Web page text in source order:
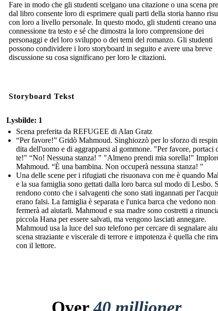
Fare in modo che gli studenti scelgano una citazione o una scena
dal libro consente loro di esprimere quali parti della storia hanno
con loro a livello personale. In questo modo, gli studenti creano una
connessione tra testo e sé che dimostra la loro comprensione dei
personaggi e del loro sviluppo o dei temi del romanzo. Gli studenti
possono condividere i loro storyboard in seguito e avere una breve
discussione su cosa significano per loro le citazioni.
Storyboard Tekst
Lysbilde: 1
Scena preferita da REFUGEE di Alan Gratz
“Per favore!” Gridò Mahmoud. Singhiozzò per lo sforzo di
dita dell'uomo e di aggrapparsi al gommone. "Per favore, portaci
te!" “No! Nessuna stanza! " "Almeno prendi mia sorella!"
Mahmoud. “È una bambina. Non occuperà nessuna stanza! "
Una delle scene per i rifugiati che risuonava con me è quando
e la sua famiglia sono gettati dalla loro barca sul modo di Lesbo.
rendono conto che i salvagenti che sono stati ingannati per
erano falsi. La famiglia è separata e l'unica barca che vedono non
fermerà ad aiutarli. Mahmoud e sua madre sono costretti a
piccola Hana per essere salvati, ma vengono lasciati annegare.
Mahmoud usa la luce del suo telefono per cercare di segnalare
scena straziante e viscerale di terrore e impotenza è quella che
con il lettore.